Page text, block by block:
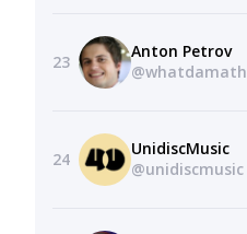
23
Anton Petrov
@whatdamath
24
UnidiscMusic
@unidiscmusic